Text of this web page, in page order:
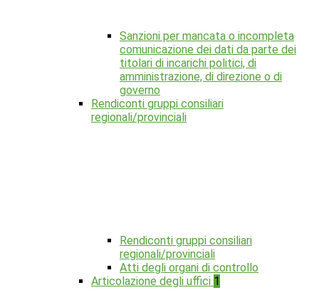
Sanzioni per mancata o incompleta
comunicazione dei dati da parte dei
titolari di incarichi politici, di
amministrazione, di direzione o di
governo
Rendiconti gruppi consiliari
regionali/provinciali
Rendiconti gruppi consiliari
regionali/provinciali
Atti degli organi di controllo
Articolazione degli uffici 1